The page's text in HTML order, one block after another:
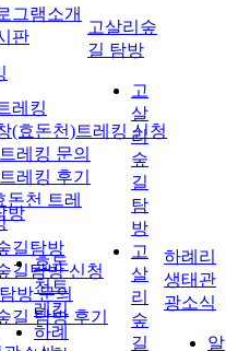
그램소개
판
레킹
(효돈천)트레킹 신청
레킹 문의
레킹 후기
방
길탐방
길탐방 신청
방 문의
길 탐방 후기
돈천 트레
효돈
천트
레킹
하례
고살리숲
길 탐방
고
살
리
숲
길
탐
방
고
살
리
숲
길
하례리
생태관
광소식
알